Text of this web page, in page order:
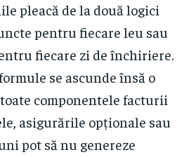
pleacă de la două logici
pentru fiecare leu sau
fiecare zi de închiriere.
se ascunde însă o
componentele facturii
asigurările opționale sau
pot să nu genereze